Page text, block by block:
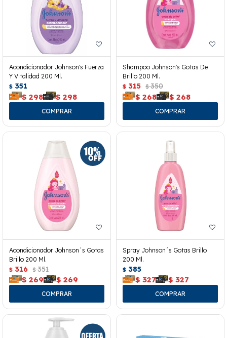
Acondicionador Johnson's Fuerza
Y Vitalidad 200 Ml.
$ 351
$ 298 $ 298
Shampoo Johnson's Gotas De
Brillo 200 Ml.
$ 315 $ 350
$ 268 $ 268
Acondicionador Johnson´s Gotas
Brillo 200 Ml.
$ 316 $ 351
$ 269 $ 269
Spray Johnson´s Gotas Brillo
200 Ml.
$ 385
$ 327 $ 327